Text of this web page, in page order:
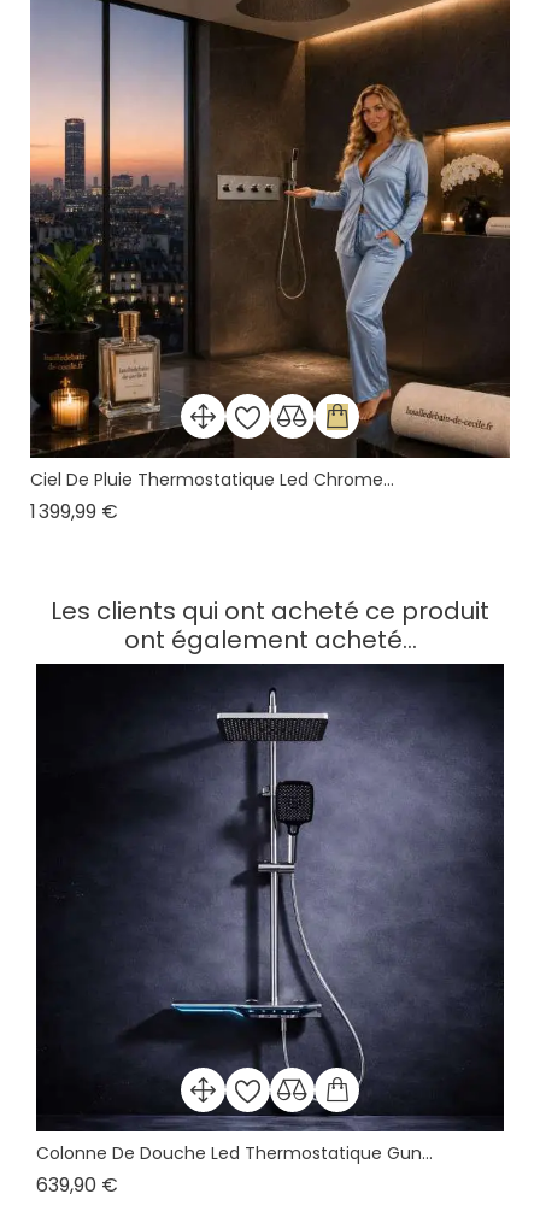
Ciel De Pluie Thermostatique Led Chrome...
1 399,99 €
Les clients qui ont acheté ce produit
ont également acheté...
Colonne De Douche Led Thermostatique Gun...
639,90 €